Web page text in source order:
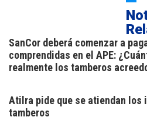
SanCor deberá comenzar a
comprendidas en el APE:
realmente los tamberos
Atilra pide que se atiendan los
tamberos